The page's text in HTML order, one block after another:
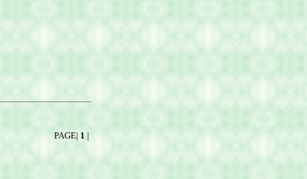
PAGE| 1 |